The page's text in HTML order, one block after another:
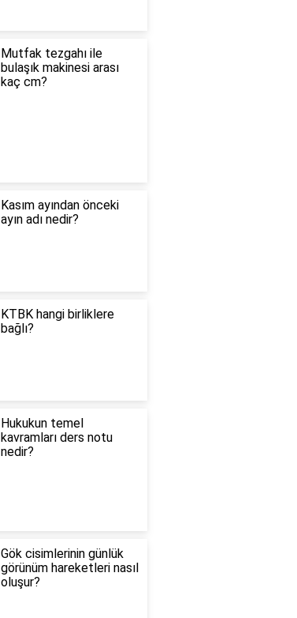
Mutfak tezgahı ile
bulaşık makinesi arası
kaç cm?
Kasım ayından önceki
ayın adı nedir?
KTBK hangi birliklere
bağlı?
Hukukun temel
kavramları ders notu
nedir?
Gök cisimlerinin günlük
görünüm hareketleri nasıl
oluşur?